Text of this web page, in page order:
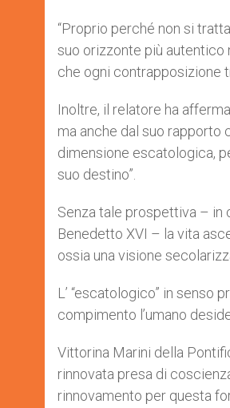
“Proprio perché non si
suo orizzonte più autentico
che ogni contrapposizione
Inoltre, il relatore ha
ma anche dal suo rapporto
dimensione escatologica,
suo destino”.
Senza tale prospettiva – in
Benedetto XVI – la vita
ossia una visione
L’ “escatologico” in senso
compimento l’umano
Vittorina Marini della
rinnovata presa di
rinnovamento per questa